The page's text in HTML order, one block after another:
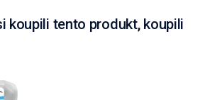
koupili tento produkt, koupili